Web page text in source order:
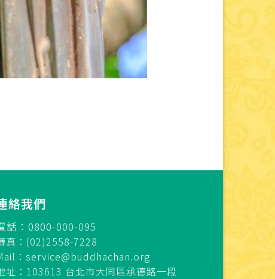
絡我們
話：0800-000-095
真：(02)2558-7228
： service@buddhachan.org
址：103613 台北市大同區承德路一段